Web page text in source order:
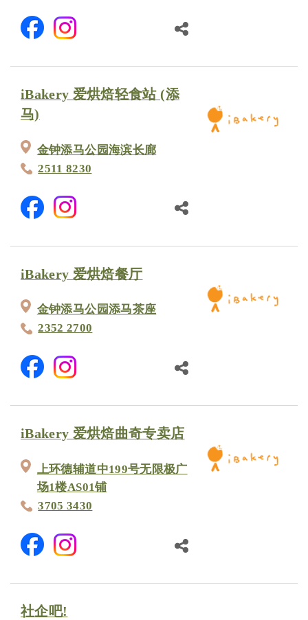
iBakery 爱烘焙轻食站 (添
马)
金钟添马公园海滨长廊
2511 8230
iBakery 爱烘焙餐厅
金钟添马公园添马茶座
2352 2700
iBakery 爱烘焙曲奇专卖店
上环德辅道中199号无限极广
场1楼AS01铺
3705 3430
社企吧!